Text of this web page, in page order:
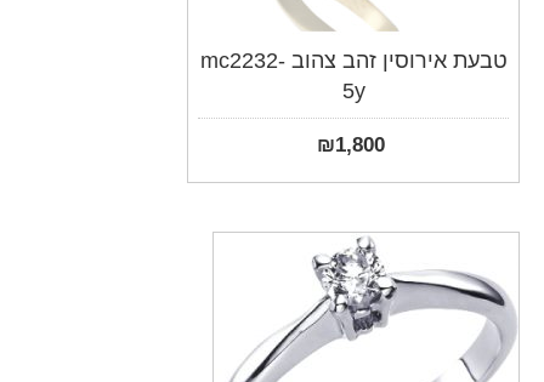
טבעת אירוסין זהב צהוב mc2232-
5y
₪1,800